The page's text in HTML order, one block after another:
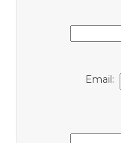
Email: